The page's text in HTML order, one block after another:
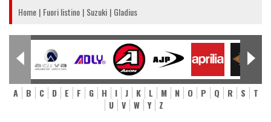
Home Fuori listino Suzuki Gladius
A B C D E F G H I J K L M N O P Q R S
T
U
V W Y Z